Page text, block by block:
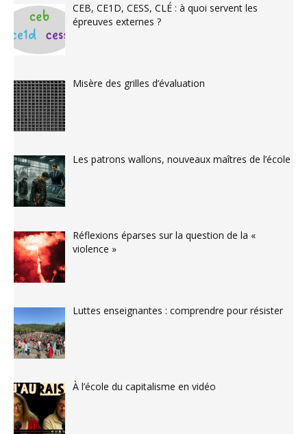
CEB, CE1D, CESS, CLÉ : à quoi servent les
épreuves externes ?
Misère des grilles d’évaluation
Les patrons wallons, nouveaux maîtres de l’école
Réflexions éparses sur la question de la «
violence »
Luttes enseignantes : comprendre pour résister
À l’école du capitalisme en vidéo